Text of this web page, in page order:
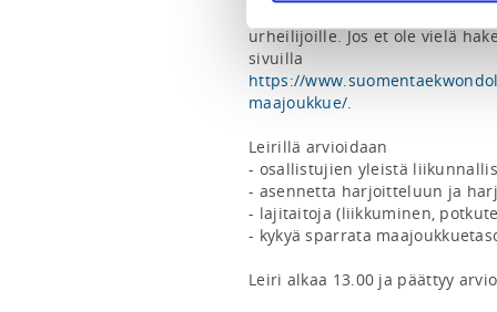
urheilijoille. Jos et ole vielä
https://
maajoukkue/.
Leirillä arvioidaan
- osallistujien yleistä
- asennetta harjoitteluun ja
- lajitaitoja (liikkuminen,
- kykyä sparrata
Leiri alkaa 13.00 ja päättyy